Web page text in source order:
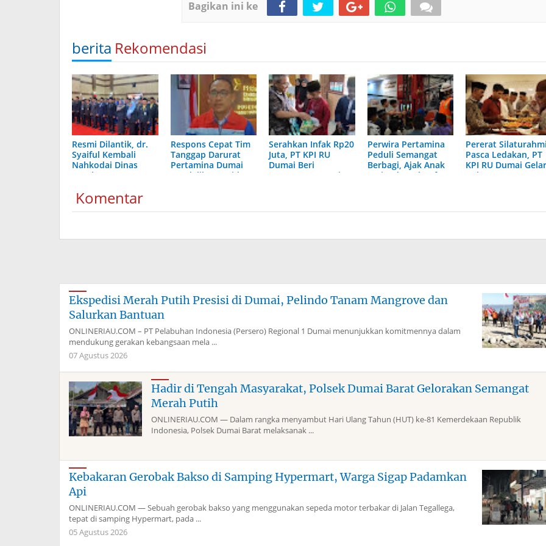
Bagikan ini ke
berita Rekomendasi
Resmi Dilantik, dr.
Syaiful Kembali
Nahkodai Dinas
Kesehatan Kota
Respons Cepat Tim
Tanggap Darurat
Pertamina Dumai
Kendalikan Insiden
Serahkan Infak Rp20
Juta, PT KPI RU
Dumai Beri
Santunan 2 Panti
Perwira Pertamina
Peduli Semangat
Berbagi, Ajak Anak
Yatim dan Dhuafa
Pererat
Pasca Ledakan, PT
KPI RU Dumai
Buka Bersama
Komentar
Ekspedisi Merah Putih Presisi di Dumai, Pelindo Tanam Mangrove dan
Salurkan Bantuan
ONLINERIAU.COM – PT Pelabuhan Indonesia (Persero) Regional 1 Dumai menunjukkan komitmennya dalam
mendukung gerakan kebangsaan mela ...
07 Agustus 2026
Hadir di Tengah Masyarakat, Polsek Dumai Barat Gelorakan Semangat
Merah Putih
ONLINERIAU.COM — Dalam rangka menyambut Hari Ulang Tahun (HUT) ke-81 Kemerdekaan Republik
Indonesia, Polsek Dumai Barat melaksanak ...
Kebakaran Gerobak Bakso di Samping Hypermart, Warga Sigap Padamkan
Api
ONLINERIAU.COM — Sebuah gerobak bakso yang menggunakan sepeda motor terbakar di Jalan Tegallega,
tepat di samping Hypermart, pada ...
05 Agustus 2026